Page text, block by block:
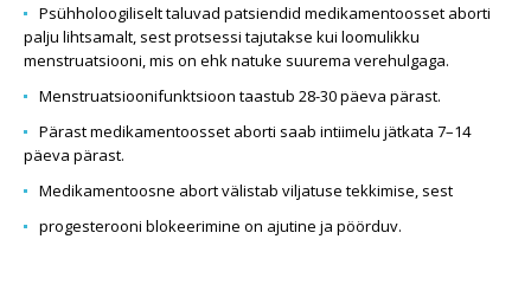
Psühholoogiliselt taluvad patsiendid medikamentoosset aborti
palju lihtsamalt, sest protsessi tajutakse kui loomulikku
menstruatsiooni, mis on ehk natuke suurema verehulgaga.
Menstruatsioonifunktsioon taastub 28-30 päeva pärast.
Pärast medikamentoosset aborti saab intiimelu jätkata 7–14
päeva pärast.
Medikamentoosne abort välistab viljatuse tekkimise, sest
progesterooni blokeerimine on ajutine ja pöörduv.